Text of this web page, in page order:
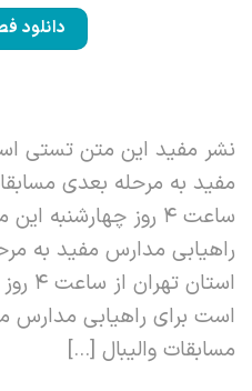
دانلود
نشر مفید این متن تستی
مفید به مرحله بعدی
ساعت 4 روز
راهیابی مدارس مفید به
است برای راهیابی مدارس
مسابقات والیبال […]